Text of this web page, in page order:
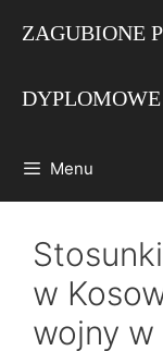
ZAGUBIONE
Menu
w
wojny w